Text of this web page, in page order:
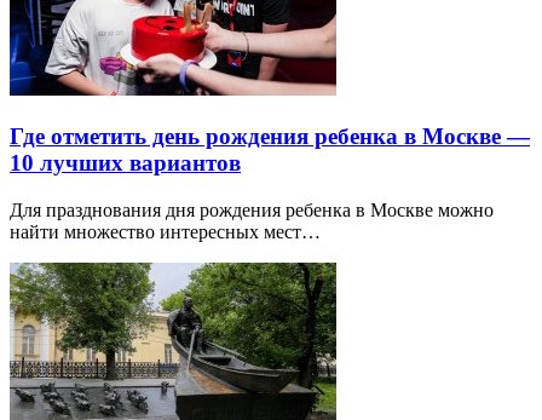
Где отметить день рождения ребенка в Москве —
10 лучших вариантов
Для празднования дня рождения ребенка в Москве можно
найти множество интересных мест…